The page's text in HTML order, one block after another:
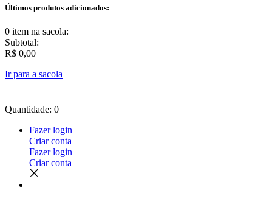
Últimos produtos adicionados:
0 item na sacola:
Subtotal:
R$ 0,00
Ir para a sacola
Quantidade: 0
Fazer login
Criar conta
Fazer login
Criar conta